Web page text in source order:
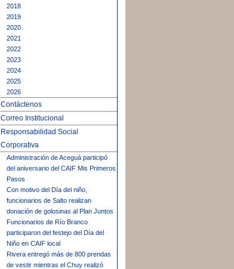
2018
2019
2020
2021
2022
2023
2024
2025
2026
Contáctenos
Correo Institucional
Responsabilidad Social
Corporativa
Administración de Aceguá participó
del aniversario del CAIF Mis Primeros
Pasos
Con motivo del Día del niño,
funcionarios de Salto realizan
donación de golosinas al Plan Juntos
Funcionarios de Río Branco
participaron del festejo del Día del
Niño en CAIF local
Rivera entregó más de 800 prendas
de vestir mientras el Chuy realizó